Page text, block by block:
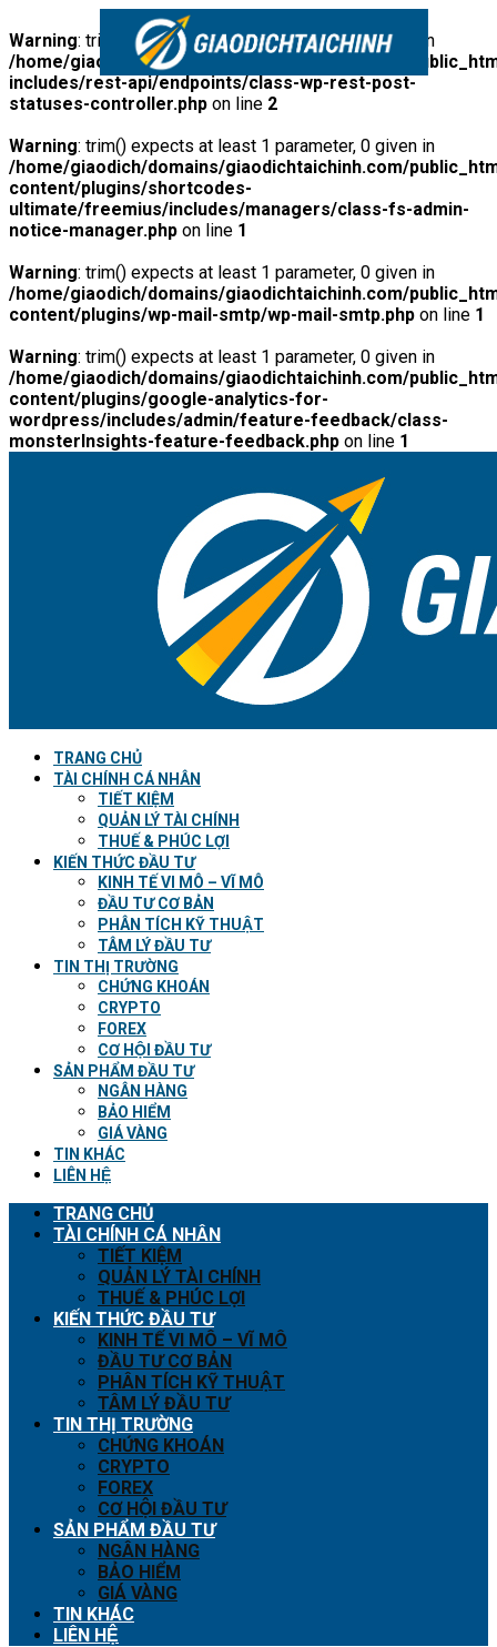
Warning: trim() expects at least 1 parameter, 0 given in
/home/giaodich/domains/giaodichtaichinh.com/
includes/rest-api/endpoints/class-wp-rest-post-
statuses-controller.php on line 2
Warning: trim() expects at least 1 parameter, 0 given in
/home/giaodich/domains/giaodichtaichinh.com/
content/plugins/shortcodes-
ultimate/freemius/includes/managers/class-fs-admin-
notice-manager.php on line 1
Warning: trim() expects at least 1 parameter, 0 given in
/home/giaodich/domains/giaodichtaichinh.com/
content/plugins/wp-mail-smtp/wp-mail-smtp.php on line 1
Warning: trim() expects at least 1 parameter, 0 given in
/home/giaodich/domains/giaodichtaichinh.com/
content/plugins/google-analytics-for-
wordpress/includes/admin/feature-feedback/class-
monsterInsights-feature-feedback.php on line 1
TRANG CHỦ
TÀI CHÍNH CÁ NHÂN
TIẾT KIỆM
QUẢN LÝ TÀI CHÍNH
THUẾ & PHÚC LỢI
KIẾN THỨC ĐẦU TƯ
KINH TẾ VI MÔ – VĨ MÔ
ĐẦU TƯ CƠ BẢN
PHÂN TÍCH KỸ THUẬT
TÂM LÝ ĐẦU TƯ
TIN THỊ TRƯỜNG
CHỨNG KHOÁN
CRYPTO
FOREX
CƠ HỘI ĐẦU TƯ
SẢN PHẨM ĐẦU TƯ
NGÂN HÀNG
BẢO HIỂM
GIÁ VÀNG
TIN KHÁC
LIÊN HỆ
TRANG CHỦ
TÀI CHÍNH CÁ NHÂN
TIẾT KIỆM
QUẢN LÝ TÀI CHÍNH
THUẾ & PHÚC LỢI
KIẾN THỨC ĐẦU TƯ
KINH TẾ VI MÔ – VĨ MÔ
ĐẦU TƯ CƠ BẢN
PHÂN TÍCH KỸ THUẬT
TÂM LÝ ĐẦU TƯ
TIN THỊ TRƯỜNG
CHỨNG KHOÁN
CRYPTO
FOREX
CƠ HỘI ĐẦU TƯ
SẢN PHẨM ĐẦU TƯ
NGÂN HÀNG
BẢO HIỂM
GIÁ VÀNG
TIN KHÁC
LIÊN HỆ